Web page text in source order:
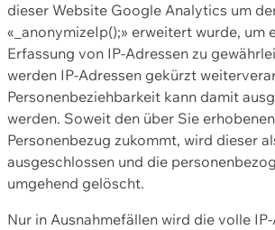
dieser Website Google Analytics um
«_anonymizeIp();» erweitert wurde, um
Erfassung von IP-Adressen zu
werden IP-Adressen gekürzt
Personenbeziehbarkeit kann damit
werden. Soweit den über Sie
Personenbezug zukommt, wird dieser
ausgeschlossen und die
umgehend gelöscht.
Nur in Ausnahmefällen wird die volle